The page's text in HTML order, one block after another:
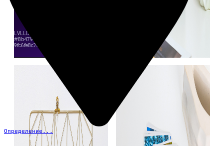
Определение...